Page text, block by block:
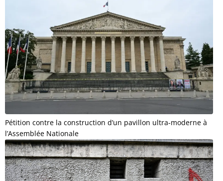
Pétition contre la construction d’un pavillon ultra-moderne à
l’Assemblée Nationale